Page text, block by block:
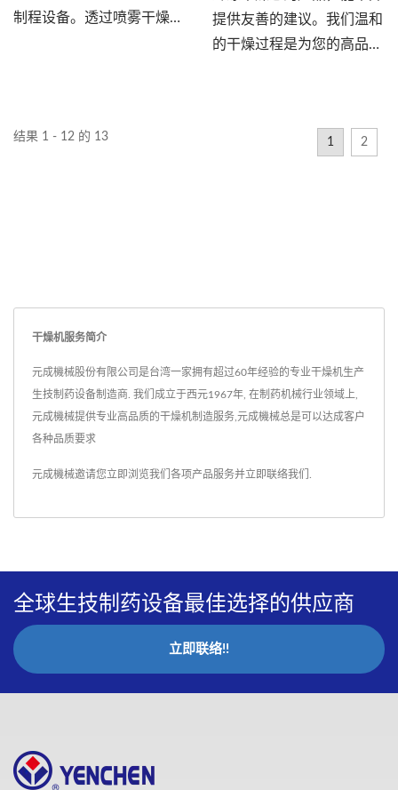
制程设备。透过喷雾干燥技
燥的粉状物料。适用于制
提供友善的建议。我们温和
的干燥过程是为您的高品质
25年的开发和经验，
结果 1 - 12 的 13 1 2
干燥机服务简介
元成機械股份有限公司是台湾一家拥有超过60年经验的专业干燥机生产
生技制药设备制造商. 我们成立于西元1967年, 在制药机械行业领域上,
元成機械提供专业高品质的干燥机制造服务,元成機械总是可以达成客户
各种品质要求
元成機械邀请您立即浏览我们各项产品服务并立即联络我们
全球生技制药设备最佳选择的供应商
立即联络!!